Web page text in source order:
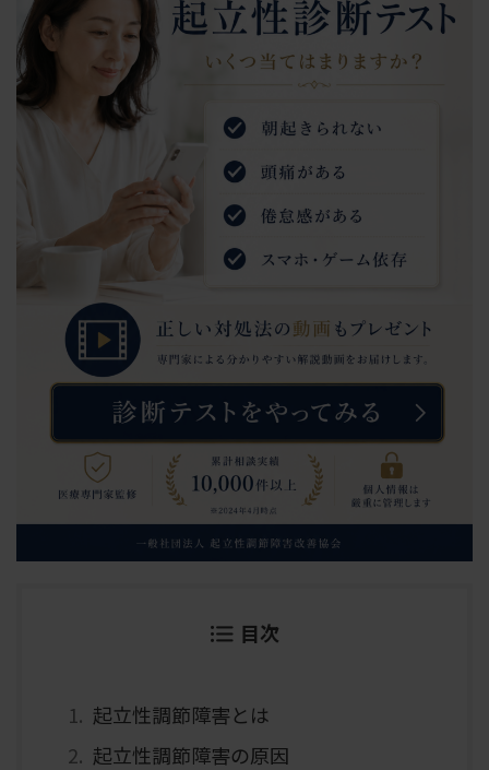
目次
起立性調節障害とは
起立性調節障害の原因